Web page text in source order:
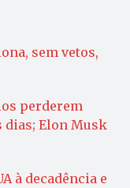
sem vetos,
perderem
dias; Elon Musk
à decadência e